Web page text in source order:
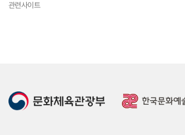
관련사이트